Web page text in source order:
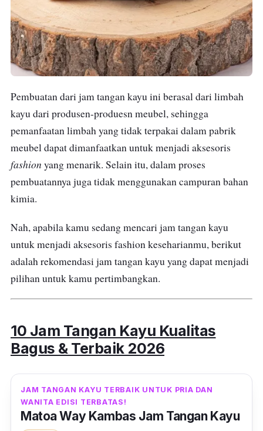
Pembuatan dari jam tangan kayu ini berasal dari limbah
kayu dari produsen-produesn meubel, sehingga
pemanfaatan limbah yang tidak terpakai dalam pabrik
meubel dapat dimanfaatkan untuk menjadi aksesoris
fashion yang menarik. Selain itu, dalam proses
pembuatannya juga tidak menggunakan campuran bahan
kimia.
Nah, apabila kamu sedang mencari jam tangan kayu
untuk menjadi aksesoris fashion keseharianmu, berikut
adalah rekomendasi jam tangan kayu yang dapat menjadi
pilihan untuk kamu pertimbangkan.
10 Jam Tangan Kayu Kualitas
Bagus & Terbaik 2026
JAM TANGAN KAYU TERBAIK UNTUK PRIA DAN
WANITA EDISI TERBATAS!
Matoa Way Kambas Jam Tangan Kayu